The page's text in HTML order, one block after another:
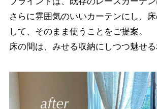
さらに雰囲気のいいカーテンにし、
して、そのまま使うことをご提案。
床の間は、みせる収納にしつつ魅せる